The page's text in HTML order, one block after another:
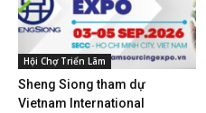
Hội Chợ Triển Lãm
Sheng Siong tham dự
Vietnam International